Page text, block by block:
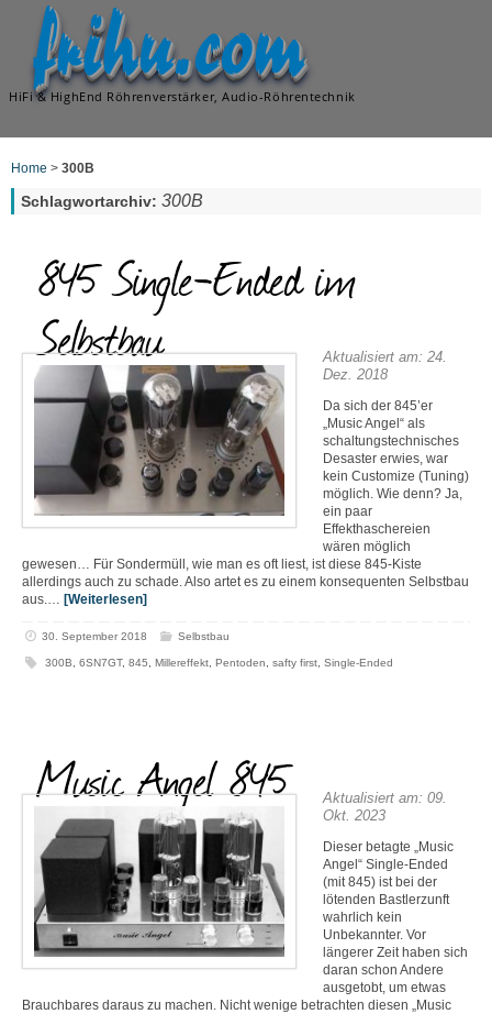
frihu.com
HiFi & HighEnd Röhrenverstärker, Audio-Röhrentechnik
Home > 300B
Schlagwortarchiv: 300B
845 Single-Ended im
Selbstbau
Aktualisiert am: 24.
Dez. 2018
Da sich der 845’er
„Music Angel“ als
schaltungstechnisches
Desaster erwies, war
kein Customize (Tuning)
möglich. Wie denn? Ja,
ein paar
Effekthaschereien
wären möglich
gewesen… Für Sondermüll, wie man es oft liest, ist diese 845-Kiste
allerdings auch zu schade. Also artet es zu einem konsequenten Selbstbau
aus.… [Weiterlesen]
30. September 2018 Selbstbau
300B ,6SN7GT,845 ,Millereffekt ,Pentoden ,safty first ,Single-Ended
Music Angel 845
Aktualisiert am: 09.
Okt. 2023
Dieser betagte „Music
Angel“ Single-Ended
(mit 845) ist bei der
lötenden Bastlerzunft
wahrlich kein
Unbekannter. Vor
längerer Zeit haben sich
daran schon Andere
ausgetobt, um etwas
Brauchbares daraus zu machen. Nicht wenige betrachten diesen „Music